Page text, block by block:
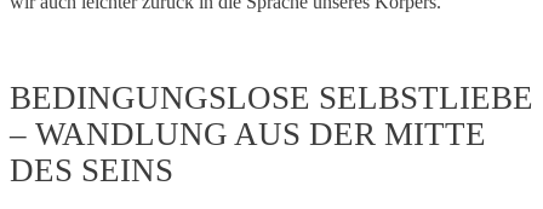
BEDINGUNGSLOSE SELBSTLIEBE
– WANDLUNG AUS DER MITTE
DES SEINS